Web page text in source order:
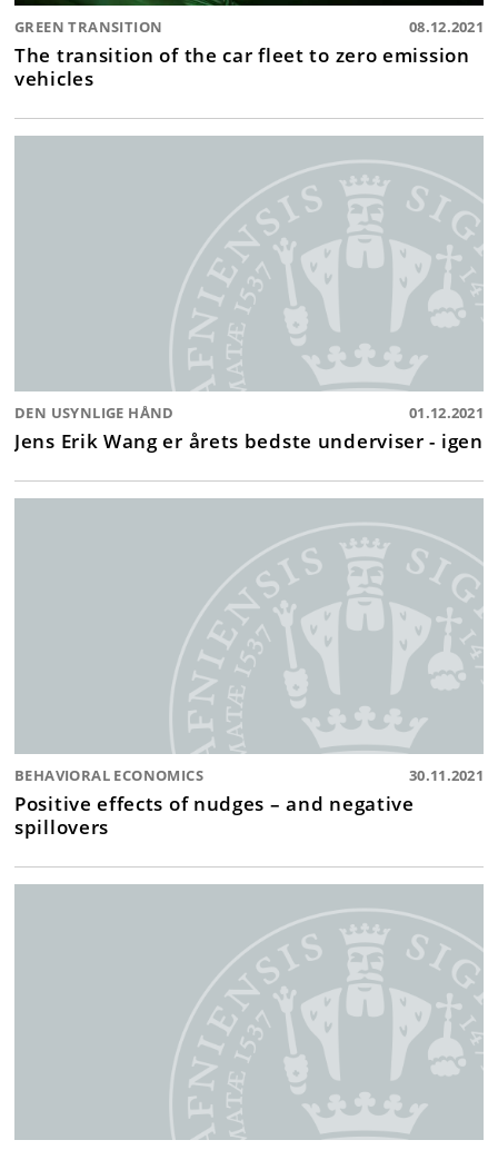
GREEN TRANSITION 08.12.2021
The transition of the car fleet to zero emission
vehicles
DEN USYNLIGE HÅND 01.12.2021
Jens Erik Wang er årets bedste underviser - igen
BEHAVIORAL ECONOMICS 30.11.2021
Positive effects of nudges – and negative
spillovers